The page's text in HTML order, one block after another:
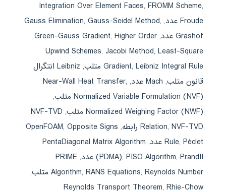
Integration Over Element Faces,FROMM Scheme,
Froude عدد
,
Gauss Elimination,Gauss-Seidel Method,
Grashof عدد
,
Green-Gauss Gradient,Higher Order
Upwind Schemes,Jacobi Method,Least-Square
Gradient,Leibniz Integral Rule متلب ,
Leibniz انتگرال
قانون متلب, Mach عدد ,
Near-Wall Heat Transfer,
Normalized Variable Formulation (NVF) متلب
,
Normalized Weighing Factor (NWF) متلب
,
NVF-TVD
Relation,NVF-TVD رابطه ,
OpenFOAM,Opposite Signs
Rule,Péclet عدد ,
PentaDiagonal Matrix Algorithm
(PDMA),PISO Algorithm,Prandtl عدد ,
PRIME
Algorithm,RANS Equations,Reynolds Number متلب
,
Reynolds Transport Theorem,Rhie-Chow